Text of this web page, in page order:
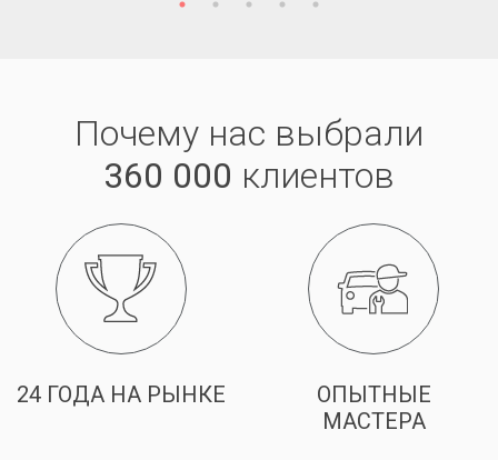
Почему нас выбрали
360 000 клиентов
24 ГОДА НА РЫНКЕ
ОПЫТНЫЕ
МАСТЕРА